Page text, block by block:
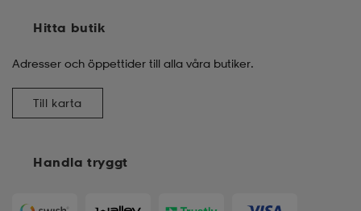
Handla tryggt
Hitta butik
Adresser och öppettider till alla våra butiker.
Till karta